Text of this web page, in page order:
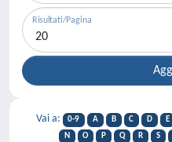
Risultati/Pagina
Vai a: 0-9 A B C D E
N
O P Q R S